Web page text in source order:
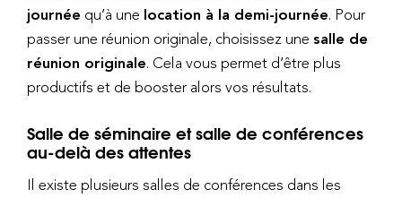
journée qu’à une location à la demi-journée. Pour
passer une réunion originale, choisissez une salle de
réunion originale. Cela vous permet d’être plus
productifs et de booster alors vos résultats.
Salle de séminaire et salle de conférences
au-delà des attentes
Il existe plusieurs salles de conférences dans les